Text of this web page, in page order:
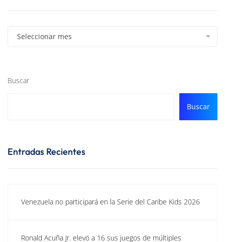
Seleccionar mes
Buscar
Buscar
Entradas Recientes
Venezuela no participará en la Serie del Caribe Kids 2026
Ronald Acuña Jr. elevó a 16 sus juegos de múltiples